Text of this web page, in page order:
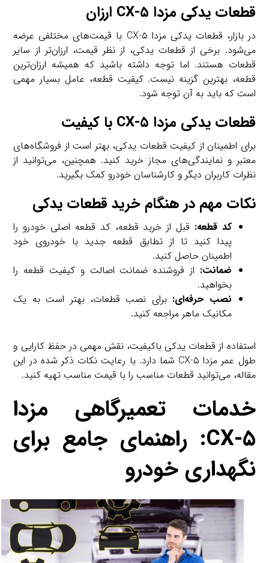
قطعات یدکی مزدا CX-۵ ارزان
در بازار، قطعات یدکی مزدا CX-۵ با قیمت‌های مختلفی عرضه
می‌شود. برخی از قطعات یدکی، از نظر قیمت، ارزان‌تر از سایر
قطعات هستند. اما توجه داشته باشید که همیشه ارزان‌ترین
قطعه، بهترین گزینه نیست. کیفیت قطعه، عامل بسیار مهمی
است که باید به آن توجه شود.
قطعات یدکی مزدا CX-۵ با کیفیت
برای اطمینان از کیفیت قطعات یدکی، بهتر است از فروشگاه‌های
معتبر و نمایندگی‌های مجاز خرید کنید. همچنین، می‌توانید از
نظرات کاربران دیگر و کارشناسان خودرو کمک بگیرید.
نکات مهم در هنگام خرید قطعات یدکی
کد قطعه: قبل از خرید قطعه، کد قطعه اصلی خودرو را
پیدا کنید تا از تطابق قطعه جدید با خودروی خود
اطمینان حاصل کنید.
ضمانت: از فروشنده ضمانت اصالت و کیفیت قطعه را
بخواهید.
نصب حرفه‌ای: برای نصب قطعات، بهتر است به یک
مکانیک ماهر مراجعه کنید.
استفاده از قطعات یدکی باکیفیت، نقش مهمی در حفظ کارایی و
طول عمر مزدا CX-۵ شما دارد. با رعایت نکات ذکر شده در این
مقاله، می‌توانید قطعات مناسب را با قیمت مناسب تهیه کنید.
خدمات تعمیرگاهی مزدا
CX-۵: راهنمای جامع برای
نگهداری خودرو